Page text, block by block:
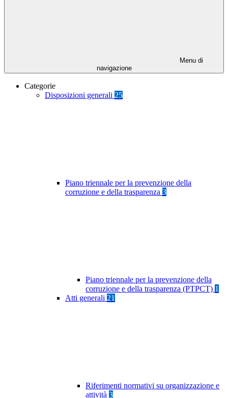
Menu di
navigazione
Categorie
Disposizioni generali 25
Piano triennale per la prevenzione della
corruzione e della trasparenza 3
Piano triennale per la prevenzione della
corruzione e della trasparenza (PTPCT) 1
Atti generali 21
Riferimenti normativi su organizzazione e
attività 3